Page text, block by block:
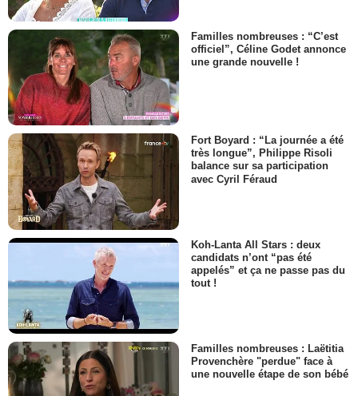
Familles nombreuses : “C’est
officiel”, Céline Godet annonce
une grande nouvelle !
Fort Boyard : “La journée a été
très longue”, Philippe Risoli
balance sur sa participation
avec Cyril Féraud
Koh-Lanta All Stars : deux
candidats n’ont “pas été
appelés” et ça ne passe pas du
tout !
Familles nombreuses : Laëtitia
Provenchère "perdue" face à
une nouvelle étape de son bébé